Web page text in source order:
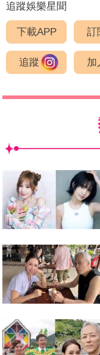
追蹤娛樂星聞
下載APP 訂
追蹤 加